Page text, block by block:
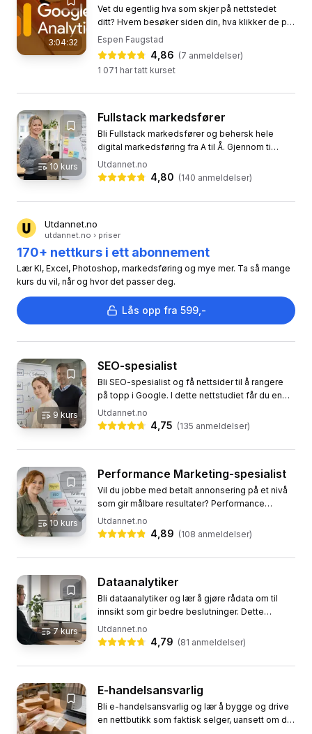
3:04:32
Vet du egentlig hva som skjer på nettstedet
ditt? Hvem besøker siden din, hva klikker de på,
og hvorfor forlater de deg før de konverterer?
Hvis du ikke vet...
Espen Faugstad
4,86 (7 anmeldelser)
1 071 har tatt kurset
10 kurs
Fullstack markedsfører
Bli Fullstack markedsfører og behersk hele
digital markedsføring fra A til Å. Gjennom ti
praktiske nettkurs får du komplett opplæring i
det som faktisk driver...
Utdannet.no
4,80 (140 anmeldelser)
Utdannet.no
utdannet.no › priser
170+ nettkurs i ett abonnement
Lær KI, Excel, Photoshop, markedsføring og mye mer. Ta så mange
kurs du vil, når og hvor det passer deg.
Lås opp fra 599,-
9 kurs
SEO-spesialist
Bli SEO-spesialist og få nettsider til å rangere
på topp i Google. I dette nettstudiet får du en
komplett utdanning i søkemotoroptimalisering,
fra...
Utdannet.no
4,75 (135 anmeldelser)
10 kurs
Performance Marketing-spesialist
Vil du jobbe med betalt annonsering på et nivå
som gir målbare resultater? Performance
Marketing-spesialist er nettstudiet for deg som
vil mestre hele...
Utdannet.no
4,89 (108 anmeldelser)
7kurs
Dataanalytiker
Bli dataanalytiker og lær å gjøre rådata om til
innsikt som gir bedre beslutninger. Dette
nettstudiet tar deg fra å jobbe med tall i
regneark til å analysere,...
Utdannet.no
4,79 (81 anmeldelser)
E-handelsansvarlig
Bli e-handelsansvarlig og lær å bygge og drive
en nettbutikk som faktisk selger, uansett om du